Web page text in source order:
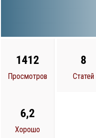
1412
Просмотров
8
Статей
6,2
Хорошо